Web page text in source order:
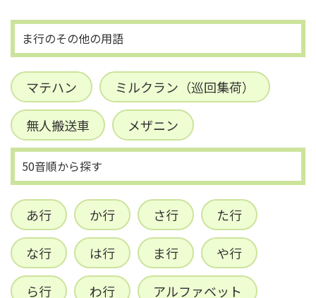
ま行のその他の用語
マテハン ミルクラン（巡回集荷）
無人搬送車 メザニン
50音順から探す
あ行 か行 さ行 た行
な行 は行 ま行 や行
ら行 わ行 アルファベット